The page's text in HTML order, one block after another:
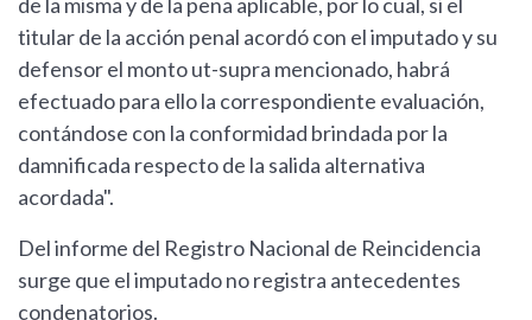
de la misma y de la pena aplicable, por lo cual, si el
titular de la acción penal acordó con el imputado y su
defensor el monto ut-supra mencionado, habrá
efectuado para ello la correspondiente evaluación,
contándose con la conformidad brindada por la
damnificada respecto de la salida alternativa
acordada".
Del informe del Registro Nacional de Reincidencia
surge que el imputado no registra antecedentes
condenatorios.